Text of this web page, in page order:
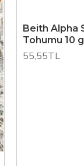
Beith Alpha
Tohumu 10
55,55TL